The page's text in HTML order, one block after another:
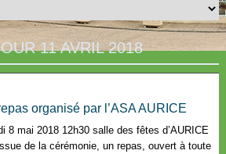
11 AVRIL 2018
organisé par l’ASA AURICE
8 mai 2018 12h30 salle des fêtes d’AURICE
de la cérémonie, un repas, ouvert à toute